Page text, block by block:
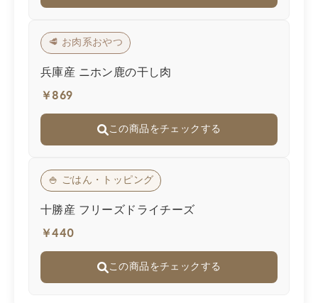
🥩 お肉系おやつ
兵庫産 ニホン鹿の干し肉
￥869
この商品をチェックする
🍚 ごはん・トッピング
十勝産 フリーズドライチーズ
￥440
この商品をチェックする